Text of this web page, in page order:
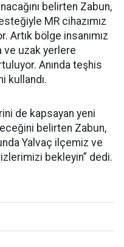
belirten Zabun,
MR cihazımız
Artık bölge insanımız
ve uzak yerlere
Anında teşhis
kullandı.
de kapsayan yeni
belirten Zabun,
Yalvaç ilçemiz ve
bekleyin” dedi.